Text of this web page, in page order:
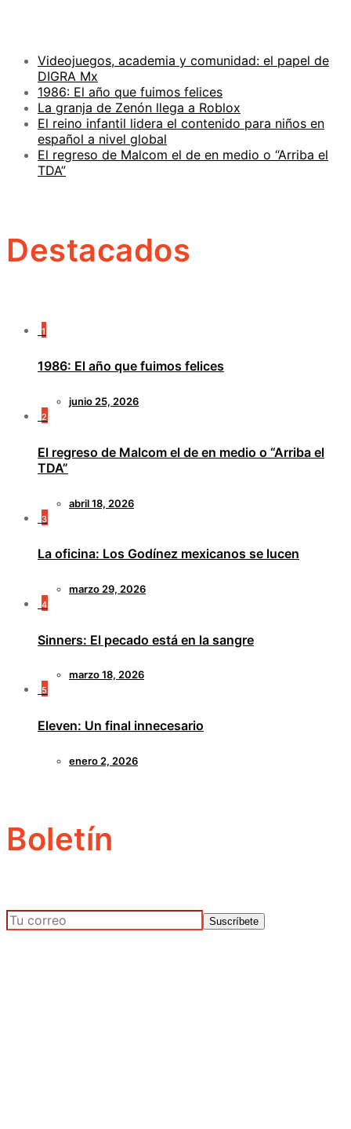
Videojuegos, academia y comunidad: el papel de
DIGRA Mx
1986: El año que fuimos felices
La granja de Zenón llega a Roblox
El reino infantil lidera el contenido para niños en
español a nivel global
El regreso de Malcom el de en medio o “Arriba el
TDA”
Destacados
1
1986: El año que fuimos felices
junio 25, 2026
2
El regreso de Malcom el de en medio o “Arriba el
TDA”
abril 18, 2026
3
La oficina: Los Godínez mexicanos se lucen
marzo 29, 2026
4
Sinners: El pecado está en la sangre
marzo 18, 2026
5
Eleven: Un final innecesario
enero 2, 2026
Boletín